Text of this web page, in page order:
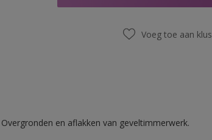
Voeg toe aan klus
en aflakken van geveltimmerwerk.